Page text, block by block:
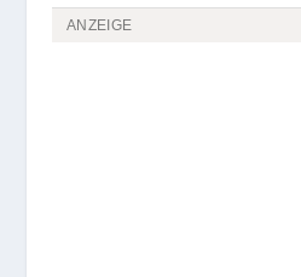
ANZEIGE